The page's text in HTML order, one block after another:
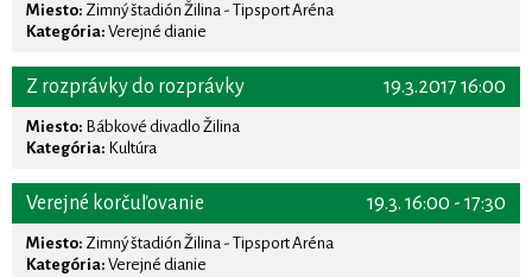
Miesto: Zimný štadión Žilina - Tipsport Aréna
Kategória: Verejné dianie
19.3.2017 16:00
Z rozprávky do rozprávky
Miesto: Bábkové divadlo Žilina
Kategória: Kultúra
19.3. 16:00 - 17:30
Verejné korčuľovanie
Miesto: Zimný štadión Žilina - Tipsport Aréna
Kategória: Verejné dianie